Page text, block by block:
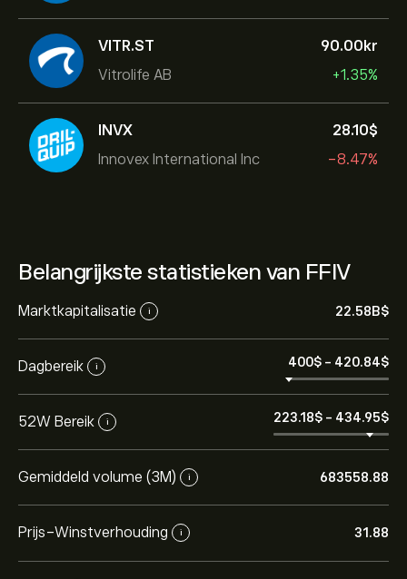
VITR.ST
Vitrolife AB
90.00‎kr‎
+1.35%
INVX
Innovex International Inc
28.10‎$‎
-8.47%
Belangrijkste statistieken van FFIV
Marktkapitalisatie i 22.58B‎$‎
Dagbereik i 400‎$‎ - 420.84‎$‎
52W Bereik i 223.18‎$‎ - 434.95‎$‎
Gemiddeld volume (3M) i 683558.88
Prijs-Winstverhouding i 31.88